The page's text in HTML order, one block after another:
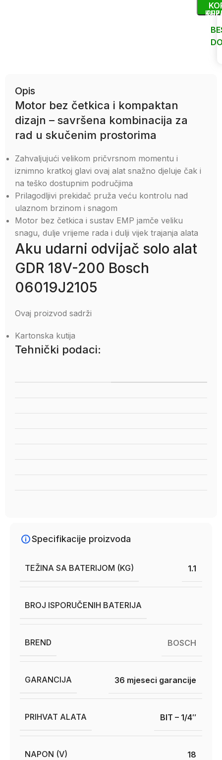
Opis
Motor bez četkica i kompaktan
dizajn – savršena kombinacija za
rad u skučenim prostorima
Zahvaljujući velikom pričvrsnom momentu i
iznimno kratkoj glavi ovaj alat snažno djeluje čak i
na teško dostupnim područjima
Prilagodljivi prekidač pruža veću kontrolu nad
ulaznom brzinom i snagom
Motor bez četkica i sustav EMP jamče veliku
snagu, dulje vrijeme rada i dulji vijek trajanja alata
Aku udarni odvijač solo alat
GDR 18V-200 Bosch
06019J2105
Ovaj proizvod sadrži
Kartonska kutija
Tehnički podaci:
Specifikacije proizvoda
TEŽINA SA BATERIJOM (KG) 1.1
BROJ ISPORUČENIH BATERIJA
BREND BOSCH
GARANCIJA 36 mjeseci garancije
PRIHVAT ALATA BIT – 1/4″
NAPON (V) 18